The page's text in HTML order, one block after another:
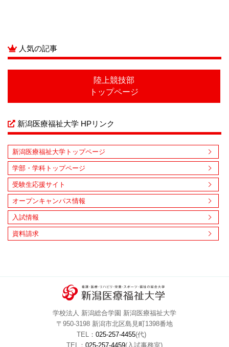
人気の記事
陸上競技部
トップページ
新潟医療福祉大学 HPリンク
新潟医療福祉大学トップページ
学部・学科トップページ
受験生応援サイト
オープンキャンパス情報
入試情報
資料請求
学校法人 新潟総合学園 新潟医療福祉大学
〒950-3198 新潟市北区島見町1398番地
TEL： 025-257-4455(代)